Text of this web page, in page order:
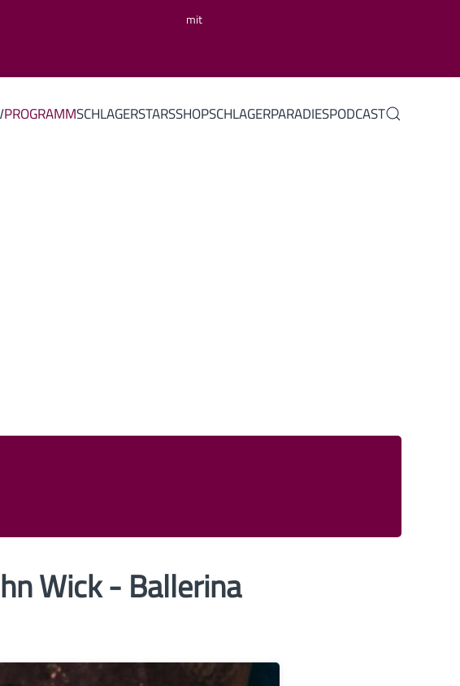
mit
PROGRAMMSCHLAGERSTARSSHOPSCHLAGERPARADIESPODCAST
Wick - Ballerina